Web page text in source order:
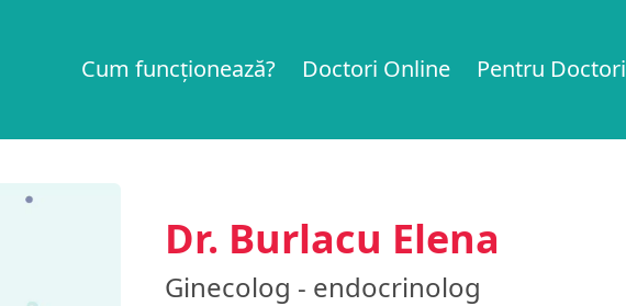
Cum funcționează? Doctori Online Pentru Doctori
Dr. Burlacu Elena
Ginecolog - endocrinolog